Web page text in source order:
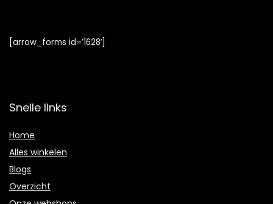
[arrow_forms id=’1628′]
Snelle links
Home
Alles winkelen
Blogs
Overzicht